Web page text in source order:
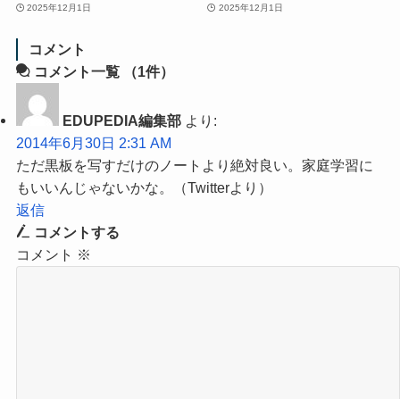
2025年12月1日 2025年12月1日
コメント
コメント一覧
（1件）
EDUPEDIA編集部 より:
2014年6月30日 2:31 AM
ただ黒板を写すだけのノートより絶対良い。家庭学習に
もいいんじゃないかな。（Twitterより）
返信
コメントする
コメント ※